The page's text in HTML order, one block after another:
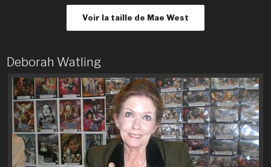
Voir la taille de Mae West
Deborah Watling